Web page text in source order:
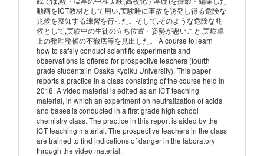
動画をICT教材として用い,実験時に事故を誘発し得る危険な
兆候を察知する練習を行った。そして,そのような危険な兆
候として,実験中の生徒の立ち位置・姿勢が悪いこと,実験卓
上の整理整頓の不徹底等を見出した。 A course to learn
how to safely conduct scientific experiments and
observations is offered for prospective teachers (fourth
grade students in Osaka Kyoiku University). This paper
reports a practice in a class consisting of the course held in
2018. A video material is edited as an ICT teaching
material, in which an experiment on neutralization of acids
and bases is conducted in a first grade high school
chemistry class. The practice in this report is aided by the
ICT teaching material. The prospective teachers in the class
are trained to find indications of danger in the laboratory
through the video material.